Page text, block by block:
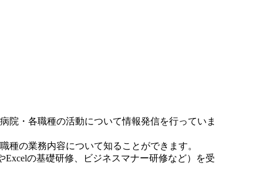
院・各職種の活動について情報発信を行っていま
種の業務内容について知ることができます。
Excelの基礎研修、ビジネスマナー研修など）を受